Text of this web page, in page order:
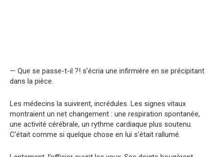
— Que se passe-t-il ?! s’écria une infirmière en se précipitant
dans la pièce.
Les médecins la suivirent, incrédules. Les signes vitaux
montraient un net changement : une respiration spontanée,
une activité cérébrale, un rythme cardiaque plus soutenu.
C’était comme si quelque chose en lui s’était rallumé.